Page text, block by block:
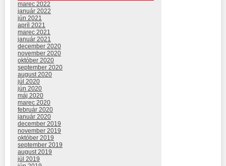
marec 2022
január 2022
jún 2021
apríl 2021
marec 2021
január 2021
december 2020
november 2020
október 2020
september 2020
august 2020
júl 2020
jún 2020
máj 2020
marec 2020
február 2020
január 2020
december 2019
november 2019
október 2019
september 2019
august 2019
júl 2019